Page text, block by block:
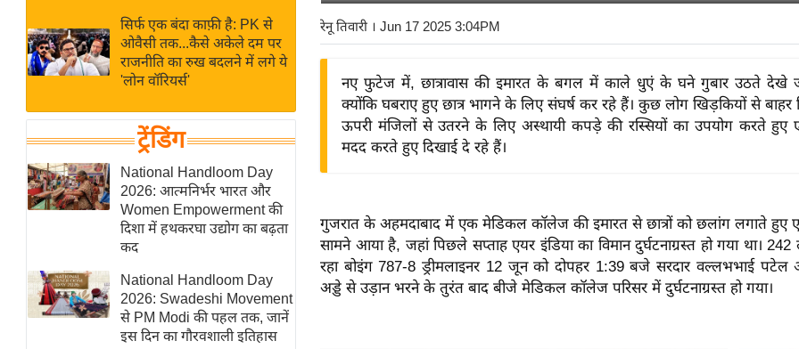
ई-पेपर
मिसाल बेमिसाल
शख्सियत
यंग इंडिया
साहित्य जगत
ऑटो वर्ल्ड
न्यूज ब्रीफ
मनोरंजन जगत
बॉलीवुड
हॉलीवुड
फिल्म समीक्षा
Breaking
सिर्फ एक बंदा काफ़ी है: PK से
ओवैसी तक...कैसे अकेले दम पर
राजनीति का रुख बदलने में लगे ये
'लोन वॉरियर्स'
ट्रेंडिंग
National Handloom Day
2026: आत्मनिर्भर भारत और
Women Empowerment की
दिशा में हथकरघा उद्योग का बढ़ता
कद
National Handloom Day
2026: Swadeshi Movement
से PM Modi की पहल तक, जानें
इस दिन का गौरवशाली इतिहास
रेनू तिवारी । Jun 17 2025 3:04PM
नए फुटेज में, छात्रावास की इमारत के बगल में काले धुएं के घने गुबार उठते देखे
क्योंकि घबराए हुए छात्र भागने के लिए संघर्ष कर रहे हैं। कुछ लोग खिड़कियों से
ऊपरी मंजिलों से उतरने के लिए अस्थायी कपड़े की रस्सियों का उपयोग करते हुए
मदद करते हुए दिखाई दे रहे हैं।
गुजरात के अहमदाबाद में एक मेडिकल कॉलेज की इमारत से छात्रों को छलांग लगाते हुए
सामने आया है, जहां पिछले सप्ताह एयर इंडिया का विमान दुर्घटनाग्रस्त हो गया था। 242
रहा बोइंग 787-8 ड्रीमलाइनर 12 जून को दोपहर 1:39 बजे सरदार वल्लभभाई पटेल
अड्डे से उड़ान भरने के तुरंत बाद बीजे मेडिकल कॉलेज परिसर में दुर्घटनाग्रस्त हो गया।